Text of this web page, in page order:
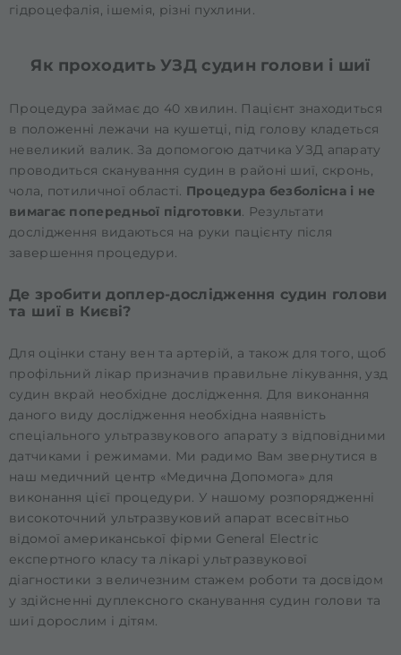
гідроцефалія, ішемія, різні пухлини.
Як проходить УЗД судин голови і шиї
Процедура займає до 40 хвилин. Пацієнт знаходиться
в положенні лежачи на кушетці, під голову кладеться
невеликий валик. За допомогою датчика УЗД апарату
проводиться сканування судин в районі шиї, скронь,
чола, потиличної області. Процедура безболісна і не
вимагає попередньої підготовки. Результати
дослідження видаються на руки пацієнту після
завершення процедури.
Де зробити доплер-дослідження судин голови
та шиї в Києві?
Для оцінки стану вен та артерій, а також для того, щоб
профільний лікар призначив правильне лікування, узд
судин вкрай необхідне дослідження. Для виконання
даного виду дослідження необхідна наявність
спеціального ультразвукового апарату з відповідними
датчиками і режимами. Ми радимо Вам звернутися в
наш медичний центр «Медична Допомога» для
виконання цієї процедури. У нашому розпорядженні
високоточний ультразвуковий апарат всесвітньо
відомої американської фірми General Electric
експертного класу та лікарі ультразвукової
діагностики з величезним стажем роботи та досвідом
у здійсненні дуплексного сканування судин голови та
шиї дорослим і дітям.